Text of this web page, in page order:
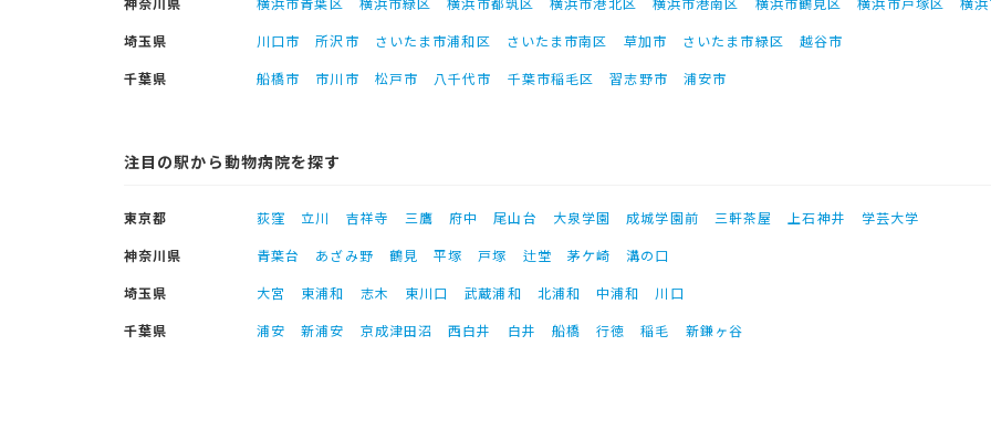
埼玉県
川口市 所沢市 さいたま市浦和区 さいたま市南区 草加市 さいたま市緑区
越谷市
千葉県
船橋市 市川市 松戸市 八千代市 千葉市稲毛区 習志野市 浦安市
注目の駅から動物病院を探す
東京都 荻窪 立川 吉祥寺 三鷹 府中 尾山台 大泉学園 成城学園前 三軒茶屋 上石神井
学芸大学
神奈川県
青葉台 あざみ野 鶴見 平塚 戸塚 辻堂 茅ケ崎
溝の口
埼玉県
大宮 東浦和 志木 東川口 武蔵浦和 北浦和 中浦和
川口
千葉県
浦安 新浦安 京成津田沼 西白井 白井 船橋 行徳 稲毛 新鎌ヶ谷